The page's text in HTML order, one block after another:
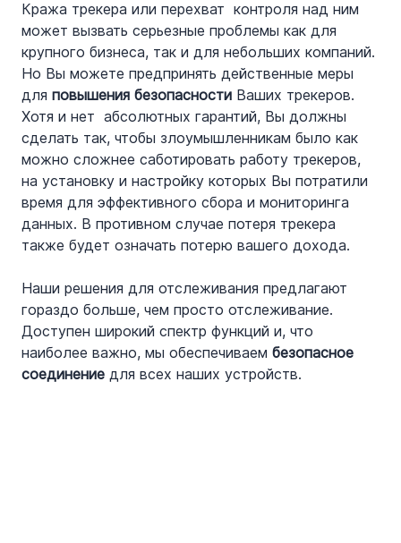
Кража трекера или перехват  контроля над ним
может вызвать серьезные проблемы как для
крупного бизнеса, так и для небольших компаний.
Но Вы можете предпринять действенные меры
для повышения безопасности Ваших трекеров.
Хотя и нет  абсолютных гарантий, Вы должны
сделать так, чтобы злоумышленникам было как
можно сложнее саботировать работу трекеров,
на установку и настройку которых Вы потратили
время для эффективного сбора и мониторинга
данных. В противном случае потеря трекера
также будет означать потерю вашего дохода.
Наши решения для отслеживания предлагают
гораздо больше, чем просто отслеживание.
Доступен широкий спектр функций и, что
наиболее важно, мы обеспечиваем безопасное
соединение для всех наших устройств.